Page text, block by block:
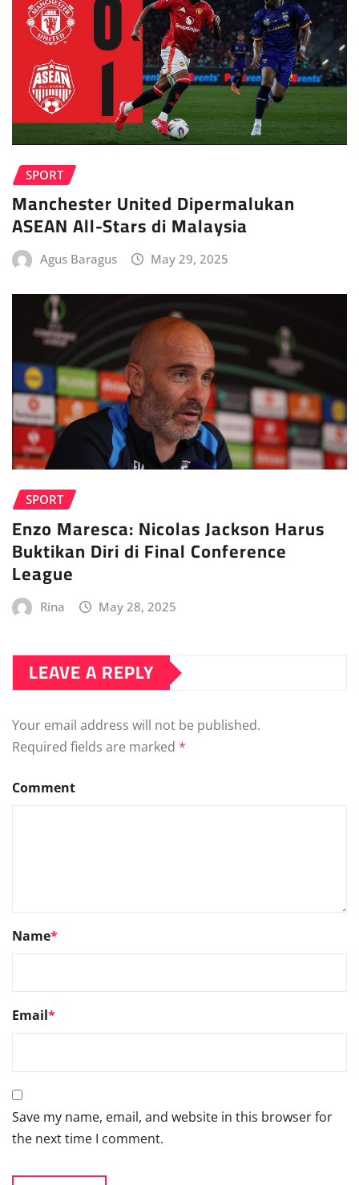
SPORT
Manchester United Dipermalukan
ASEAN All-Stars di Malaysia
Agus Baragus May 29, 2025
SPORT
Enzo Maresca: Nicolas Jackson Harus
Buktikan Diri di Final Conference
League
Rina May 28, 2025
LEAVE A REPLY
Your email address will not be published.
Required fields are marked *
Comment
Name*
Email*
Save my name, email, and website in this browser for
the next time I comment.